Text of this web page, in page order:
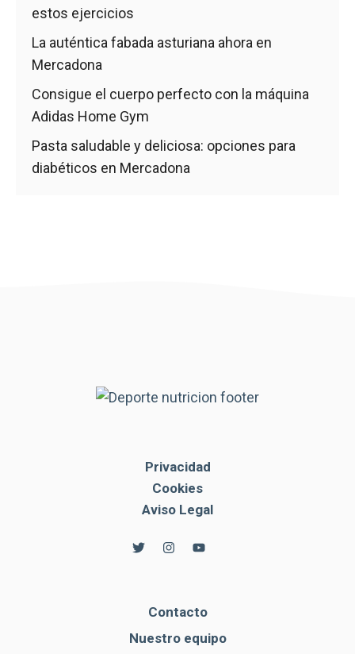
estos ejercicios
La auténtica fabada asturiana ahora en
Mercadona
Consigue el cuerpo perfecto con la máquina
Adidas Home Gym
Pasta saludable y deliciosa: opciones para
diabéticos en Mercadona
Privacidad
Cookies
Aviso Legal
Contacto
Nuestro equipo